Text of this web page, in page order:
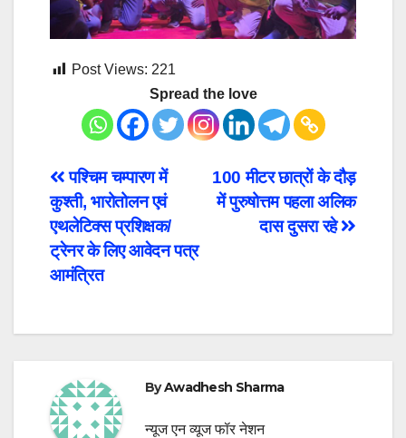
Post Views: 221
Spread the love
Post
navigation
100 मीटर छात्रों के दौड़
में पुरुषोत्तम पहला अलिक
दास दुसरा रहे
पश्चिम चम्पारण में
कुश्ती, भारोतोलन एवं
एथलेटिक्स प्रशिक्षक/
ट्रेनर के लिए आवेदन पत्र
आमंत्रित
ByAwadhesh Sharma
न्यूज एन व्यूज फॉर नेशन